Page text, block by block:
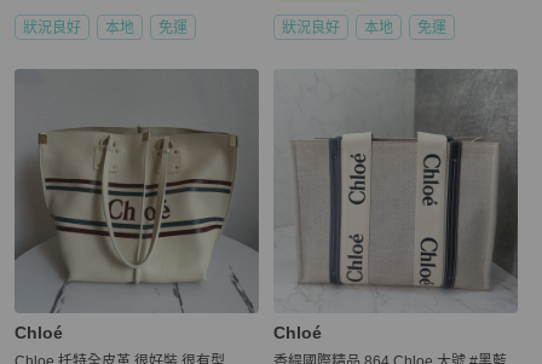
狀況良好 本地 免運 狀況良好 本地 免運
Chloé Chloé